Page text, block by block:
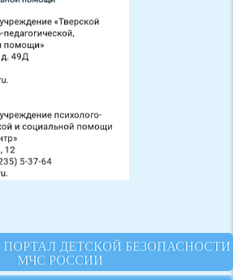
ДЕТСКОЙ БЕЗОПАСНОСТИ
МЧС РОССИИ